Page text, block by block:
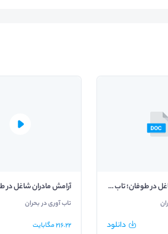
آرامش مادر شاغل در طوفان؛ تاب آوری در بحران
دانلود
آرامش مادران شاغل در
تاب آوری در بحران
216.22مگابایت